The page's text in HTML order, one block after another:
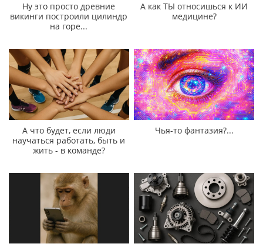
Ну это просто древние
викинги построили цилиндр
на горе...
А как ТЫ относишься к ИИ
медицине?
А что будет, если люди
научаться работать, быть и
жить - в команде?
Чья-то фантазия?...